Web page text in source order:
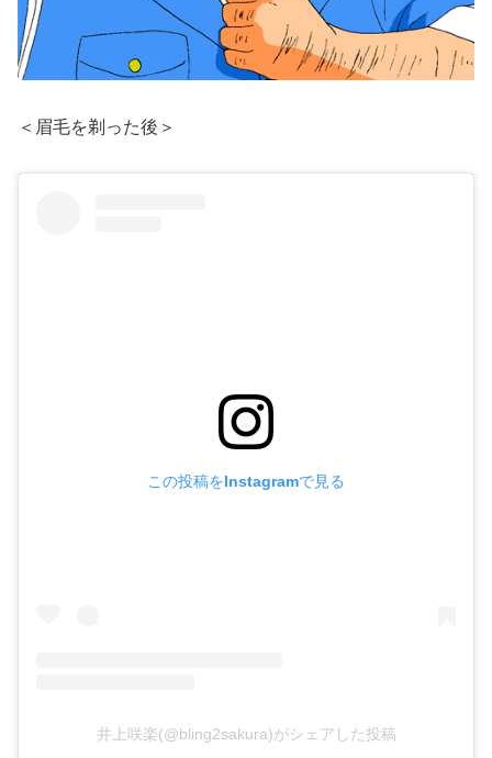
＜眉毛を剃った後＞
この投稿をInstagramで見る
井上咲楽(@bling2sakura)がシェアした投稿